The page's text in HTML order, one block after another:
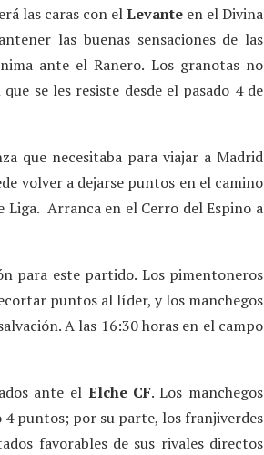
las caras con elLevante en el Divina
las buenas sensaciones de las
ante el Ranero. Los granotas no
se les resiste desde el pasado 4 de
que necesitaba para viajar a Madrid
volver a dejarse puntos en el camino
Arranca en el Cerro del Espino a
para este partido. Los pimentoneros
puntos al líder, y los manchegos
A las 16:30 horas en el campo
ante el Elche CF. Los manchegos
4 puntos; por su parte, los franjiverdes
favorables de sus rivales directos